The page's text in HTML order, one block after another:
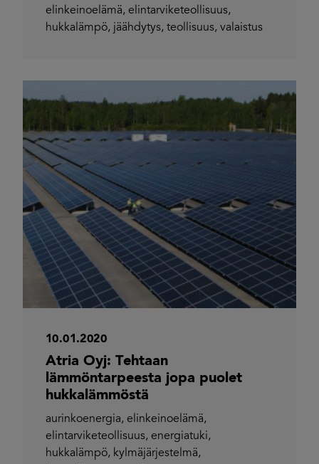
elinkeinoelämä, elintarviketeollisuus,
hukkalämpö, jäähdytys, teollisuus, valaistus
10.01.2020
Atria Oyj: Tehtaan
lämmöntarpeesta jopa puolet
hukkalämmöstä
aurinkoenergia, elinkeinoelämä,
elintarviketeollisuus, energiatuki,
hukkalämpö, kylmäjärjestelmä,